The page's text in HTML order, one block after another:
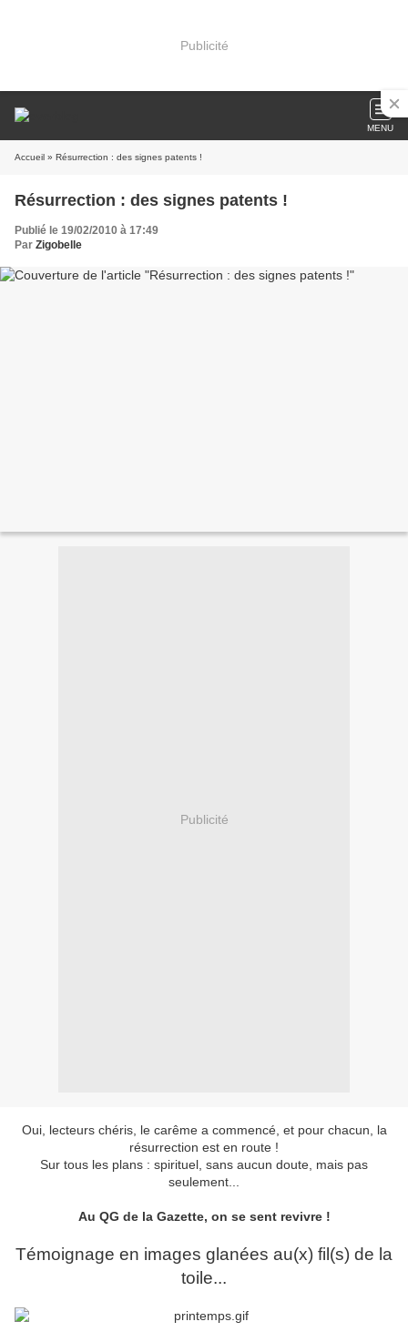
Publicité
MENU
Accueil » Résurrection : des signes patents !
Résurrection : des signes patents !
Publié le 19/02/2010 à 17:49
Par Zigobelle
Publicité
Oui, lecteurs chéris, le carême a commencé, et pour chacun, la
résurrection est en route !
Sur tous les plans : spirituel, sans aucun doute, mais pas
seulement...
Au QG de la Gazette, on se sent revivre !
Témoignage en images glanées au(x) fil(s) de la
toile...